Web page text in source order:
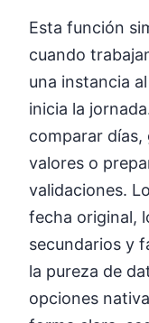
Esta función
cuando
una instancia
inicia la
comparar días,
valores o
validaciones.
fecha original,
secundarios y
la pureza de
opciones